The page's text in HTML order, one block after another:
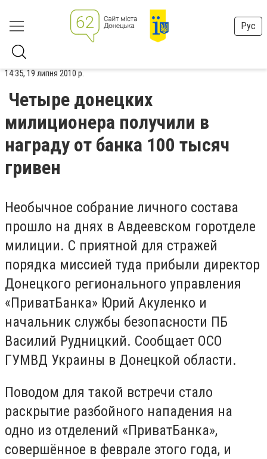
Рус
14:35, 19 липня 2010 р.
Четыре донецких
милиционера получили в
награду от банка 100 тысяч
гривен
Необычное собрание личного состава
прошло на днях в Авдеевском горотделе
милиции. С приятной для стражей
порядка миссией туда прибыли директор
Донецкого регионального управления
«ПриватБанка» Юрий Акуленко и
начальник службы безопасности ПБ
Василий Рудницкий. Сообщает ОСО
ГУМВД Украины в Донецкой области.
Поводом для такой встречи стало
раскрытие разбойного нападения на
одно из отделений «ПриватБанка»,
совершённое в феврале этого года, и